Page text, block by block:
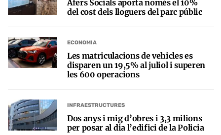
Afers Socials aporta només el 10%
del cost dels lloguers del parc públic
ECONOMIA
Les matriculacions de vehicles es
disparen un 19,5% al juliol i superen
les 600 operacions
INFRAESTRUCTURES
Dos anys i mig d’obres i 3,3 milions
per posar al dia l’edifici de la Policia